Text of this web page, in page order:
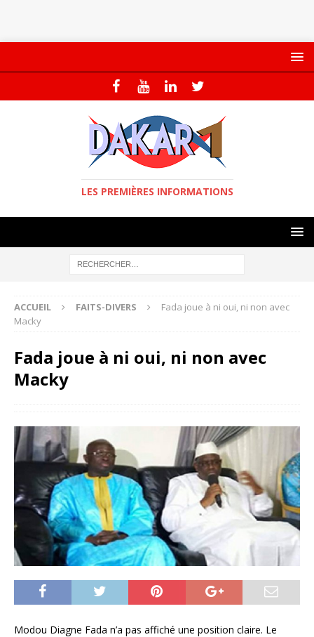
LES PREMIÈRES INFORMATIONS
ACCUEIL FAITS-DIVERS
Fada joue à ni oui, ni non avec
Macky
Fada joue à ni oui, ni non avec
Macky
Modou Diagne Fada n’a pas affiché une position claire. Le